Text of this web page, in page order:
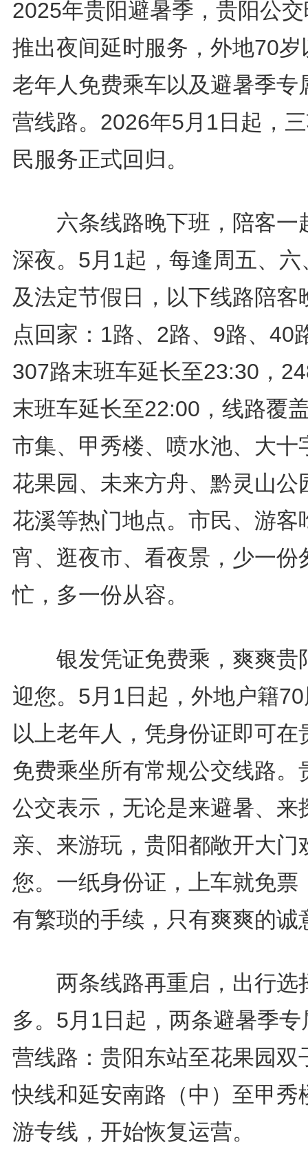
2025年贵阳避暑季，贵阳公
推出夜间延时服务，外地70岁
老年人免费乘车以及避暑季专
营线路。2026年5月1日起，
民服务正式回归。
六条线路晚下班，陪客一
深夜。5月1起，每逢周五、六
及法定节假日，以下线路陪客
点回家：1路、2路、9路、40
307路末班车延长至23:30，
末班车延长至22:00，线路覆
市集、甲秀楼、喷水池、大十
花果园、未来方舟、黔灵山公
花溪等热门地点。市民、游客
宵、逛夜市、看夜景，少一份
忙，多一份从容。
银发凭证免费乘，爽爽贵
迎您。5月1日起，外地户籍
以上老年人，凭身份证即可在
免费乘坐所有常规公交线路。
公交表示，无论是来避暑、来
亲、来游玩，贵阳都敞开大门
您。一纸身份证，上车就免票
有繁琐的手续，只有爽爽的诚
两条线路再重启，出行选
多。5月1日起，两条避暑季专
营线路：贵阳东站至花果园双
快线和延安南路（中）至甲秀
游专线，开始恢复运营。